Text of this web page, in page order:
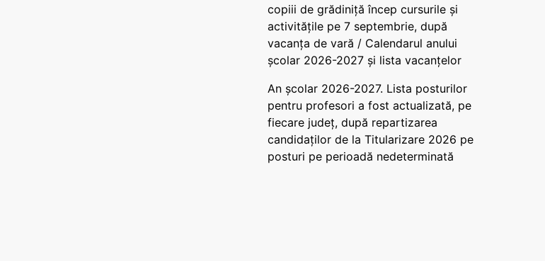
copiii de grădiniță încep cursurile și
activitățile pe 7 septembrie, după
vacanța de vară / Calendarul anului
școlar 2026-2027 și lista vacanțelor
An școlar 2026-2027. Lista posturilor
pentru profesori a fost actualizată, pe
fiecare județ, după repartizarea
candidaților de la Titularizare 2026 pe
posturi pe perioadă nedeterminată